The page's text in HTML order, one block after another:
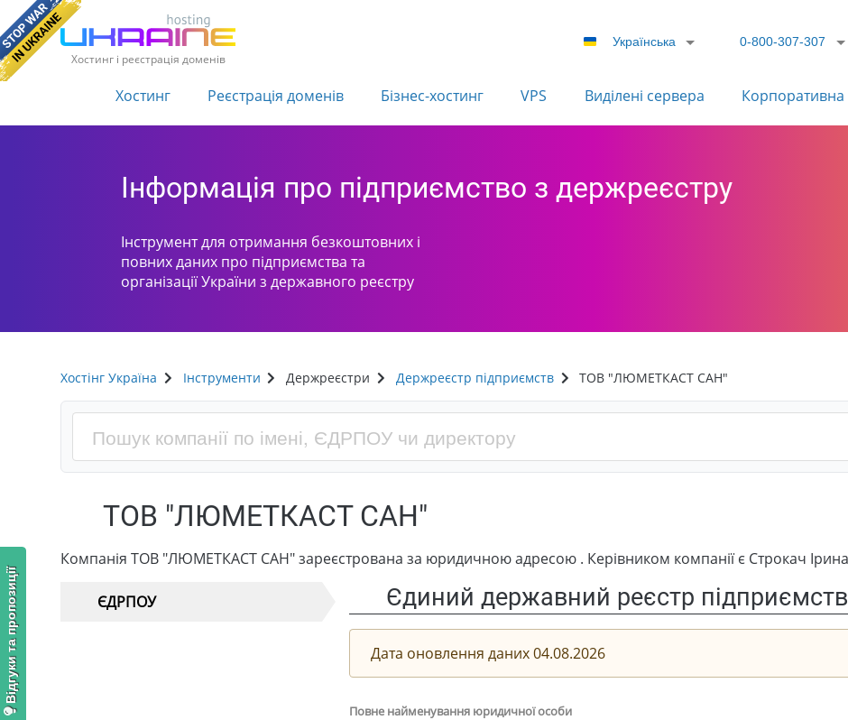
Хостинг і реєстрація доменів
Українська 0-800-307-307
Хостинг Реєстрація доменів Бізнес-хостинг VPS Виділені сервера
Інформація про підприємство з держреєстру
Інструмент для отримання безкоштовних і
повних даних про підприємства та
організації України з державного реєстру
Хостінг Україна Інструменти Держреєстри Держреєстр підприємств ТОВ "ЛЮМЕТКАСТ САН"
ТОВ "ЛЮМЕТКАСТ САН"
Компанія ТОВ "ЛЮМЕТКАСТ САН" зареєстрована за юридичною адресою . Керівником компанії є Строкач
ЄДРПОУ Єдиний державний реєстр підприємств
Дата оновлення даних 04.08.2026
Повне найменування юридичної особи
Відгуки та пропозиції